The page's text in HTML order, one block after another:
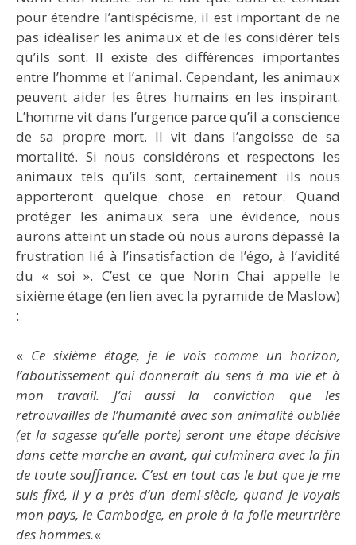
pour étendre l’antispécisme, il est important de ne
pas idéaliser les animaux et de les considérer tels
qu’ils sont. Il existe des différences importantes
entre l’homme et l’animal. Cependant, les animaux
peuvent aider les êtres humains en les inspirant.
L’homme vit dans l’urgence parce qu’il a conscience
de sa propre mort. Il vit dans l’angoisse de sa
mortalité. Si nous considérons et respectons les
animaux tels qu’ils sont, certainement ils nous
apporteront quelque chose en retour. Quand
protéger les animaux sera une évidence, nous
aurons atteint un stade où nous aurons dépassé la
frustration lié à l’insatisfaction de l’égo, à l’avidité
du « soi ». C’est ce que Norin Chai appelle le
sixième étage (en lien avec la pyramide de Maslow)
:
« Ce sixième étage, je le vois comme un horizon,
l’aboutissement qui donnerait du sens à ma vie et à
mon travail. J’ai aussi la conviction que les
retrouvailles de l’humanité avec son animalité oubliée
(et la sagesse qu’elle porte) seront une étape décisive
dans cette marche en avant, qui culminera avec la fin
de toute souffrance. C’est en tout cas le but que je me
suis fixé, il y a près d’un demi-siècle, quand je voyais
mon pays, le Cambodge, en proie à la folie meurtrière
des hommes.«